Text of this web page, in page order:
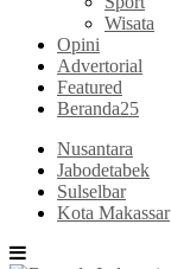
Wisata
Opini
Advertorial
Featured
Beranda25
Nusantara
Jabodetabek
Sulselbar
Kota Makassar